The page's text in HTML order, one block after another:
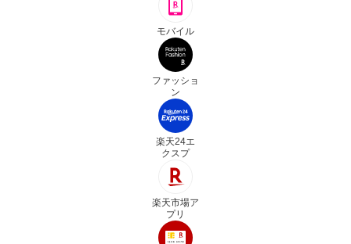
モバイル
ファッショ
ン
楽天24エ
クスプ
楽天市場ア
プリ